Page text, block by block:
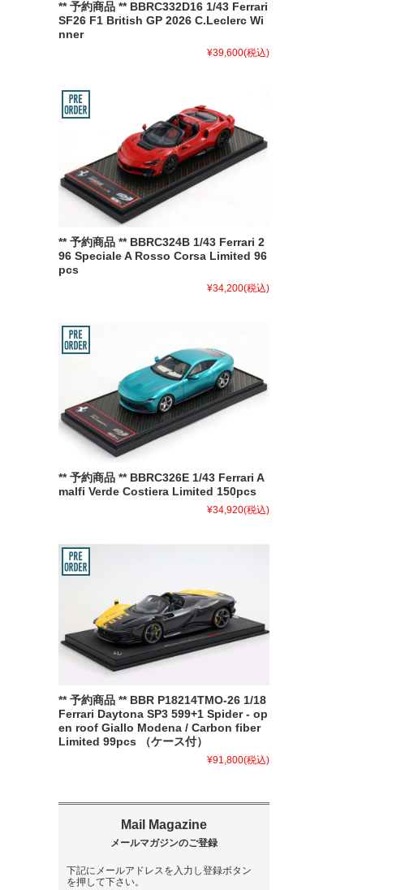
** 予約商品 ** BBRC332D16 1/43 Ferrari
SF26 F1 British GP 2026 C.Leclerc Wi
nner
¥39,600(税込)
** 予約商品 ** BBRC324B 1/43 Ferrari 2
96 Speciale A Rosso Corsa Limited 96
pcs
¥34,200(税込)
** 予約商品 ** BBRC326E 1/43 Ferrari A
malfi Verde Costiera Limited 150pcs
¥34,920(税込)
** 予約商品 ** BBR P18214TMO-26 1/18
Ferrari Daytona SP3 599+1 Spider - op
en roof Giallo Modena / Carbon fiber
Limited 99pcs （ケース付）
¥91,800(税込)
下記にメールアドレスを入力し登録ボタン
を押して下さい。